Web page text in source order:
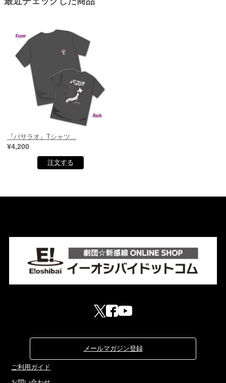
『バサラオ』Tシャツ...
¥4,200
メールマガジン登録
ご利用ガイド